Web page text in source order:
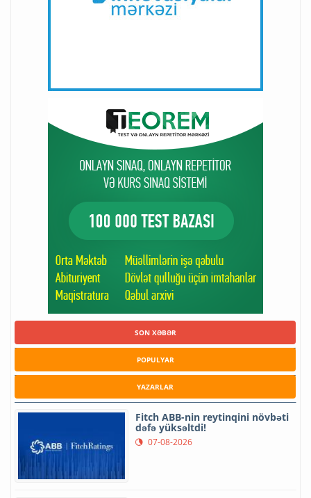
SON XƏBƏR
POPULYAR
YAZARLAR
Fitch ABB-nin reytinqini növbəti
dəfə yüksəltdi!
07-08-2026